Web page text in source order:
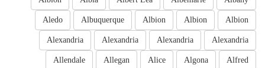
Albion
Albion
Albion
Albuquerque
Aledo
Alexandria
Alexandria
Alexandria
Alexandria
Alfred
Algona
Alice
Allegan
Allendale